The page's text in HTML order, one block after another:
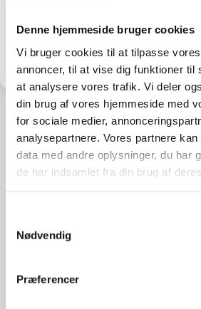
Denne hjemmeside bruger cookies
Vi bruger cookies til at tilpasse
annoncer, til at vise dig funktioner til
at analysere vores trafik. Vi deler
din brug af vores hjemmeside med
for sociale medier,
analysepartnere. Vores partnere
data med andre oplysninger, du har
de har indsamlet fra din brug af
Nødvendig
Præferencer
Other news
House and restaurant
Introgolf